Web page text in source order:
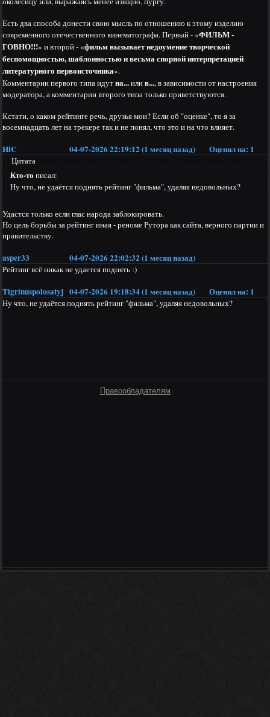
Есть два способа донести свою мысль по отношению к этому изделию
современного отечественного кинематографа. Первый - «ФИЛЬМ -
ГОВНО!!!» и второй - «фильм вызывает недоумение творческой
беспомощностью, шаблонностью и весьма спорной интерпретацией
литературного первоисточника».
Комментарии первого типа идутна...илив..., в зависимости от настроения
модератора, а комментарии второго типа только приветствуются.
Кстати, о каком рейтинге речь, друзья мои? Если об "оценке", то я за
восемнадцать лет на трекере так и не понял, что это и на что влияет.
HiC 04-07-2026 22:19:12 (1 месяц назад) Оценил на: 1
Цитата
Кто-то писал:
Ну что, не удаётся поднять рейтинг "фильма", удаляя недовольных?
Удастся только если глас народа заблокировать.
Но цель борьбы за рейтинг иная - реноме Рутора как сайта, верного партии и
правительству.
asper33 04-07-2026 22:02:32 (1 месяц назад)
Рейтинг всё никак не удается поднять :)
Tigrinuspolosatyj 04-07-2026 19:18:34 (1 месяц назад) Оценил на: 1
Ну что, не удаётся поднять рейтинг "фильма", удаляя недовольных?
Правообладателям